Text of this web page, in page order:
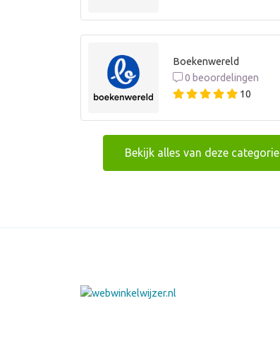
Boekenwereld
0 beoordelingen
10
Bekijk alles van deze categorie